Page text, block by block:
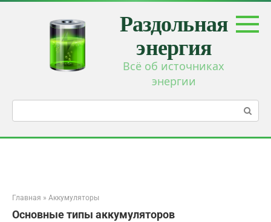
Перейти
Раздольная
энергия
Всё об источниках
энергии
Главная » Аккумуляторы
Основные типы аккумуляторов